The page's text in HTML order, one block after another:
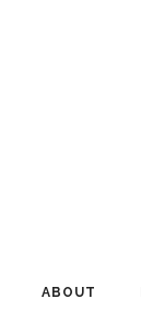
ABOUT